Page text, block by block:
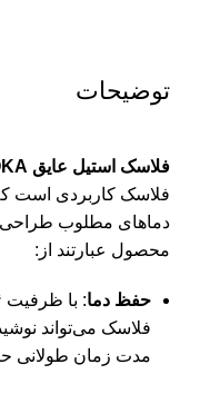
توضیحات
فلاسک استیل عایق UNDERSÖKA مشکی
فلاسک کاربردی است
دماهای مطلوب
محصول عبارتند از:
حفظ دما
فلاسک می‌تواند
مدت زمان طولانی